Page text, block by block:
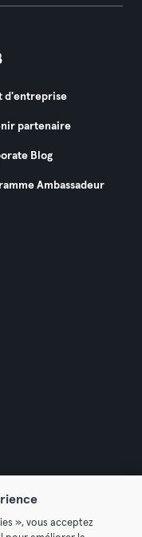
d'entreprise
partenaire
Blog
Ambassadeur
», vous acceptez